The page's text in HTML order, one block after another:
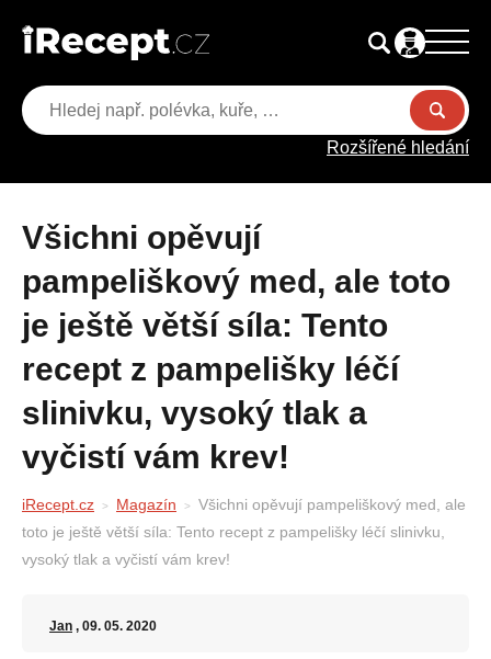
Rozšířené hledání
Všichni opěvují
pampeliškový med, ale toto
je ještě větší síla: Tento
recept z pampelišky léčí
slinivku, vysoký tlak a
vyčistí vám krev!
iRecept.cz Magazín
Všichni opěvují pampeliškový med, ale
toto je ještě větší síla: Tento recept z pampelišky léčí slinivku,
vysoký tlak a vyčistí vám krev!
Jan , 09. 05. 2020